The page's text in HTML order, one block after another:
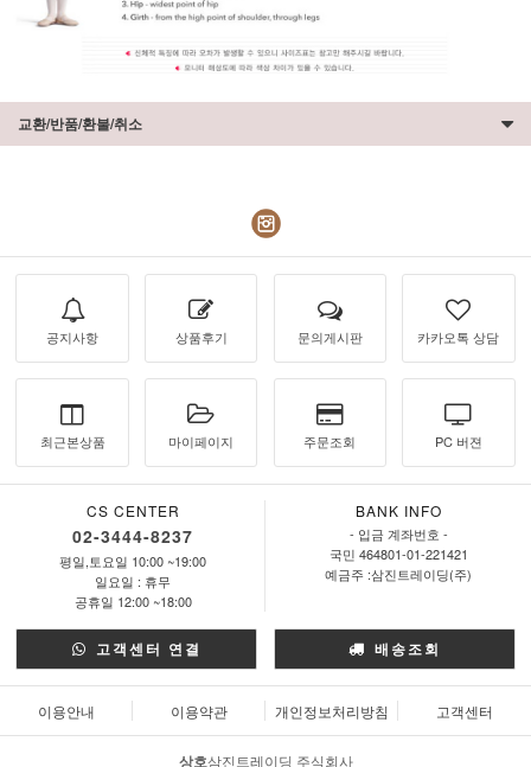
교환/반품/환불/취소
공지사항 상품후기 문의게시판 카카오톡 상담
최근본상품 마이페이지 주문조회 PC 버젼
CS CENTER
02-3444-8237
평일,토요일 10:00 ~19:00
일요일 : 휴무
공휴일 12:00 ~18:00
BANK INFO
- 입금 계좌번호 -
국민 464801-01-221421
예금주 :삼진트레이딩(주)
고객센터 연결 배송조회
이용안내 이용약관 개인정보처리방침 고객센터
상호삼진트레이딩 주식회사